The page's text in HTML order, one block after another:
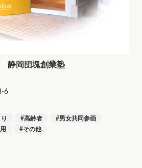
静岡団塊創業塾
6
高齢者
男女共同参画
その他